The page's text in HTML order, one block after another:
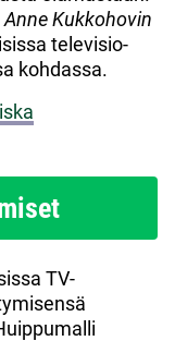
Kukkohovin
televisio-
kohdassa.
TV-